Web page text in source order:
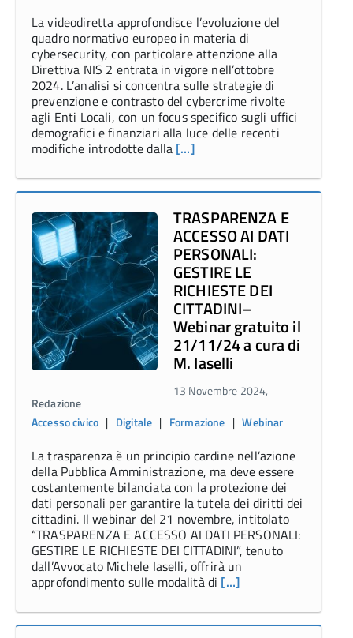
La videodiretta approfondisce l’evoluzione del
quadro normativo europeo in materia di
cybersecurity, con particolare attenzione alla
Direttiva NIS 2 entrata in vigore nell’ottobre
2024. L’analisi si concentra sulle strategie di
prevenzione e contrasto del cybercrime rivolte
agli Enti Locali, con un focus specifico sugli uffici
demografici e finanziari alla luce delle recenti
modifiche introdotte dalla […]
TRASPARENZA E
ACCESSO AI DATI
PERSONALI:
GESTIRE LE
RICHIESTE DEI
CITTADINI–
Webinar gratuito il
21/11/24 a cura di
M. Iaselli
13 Novembre 2024,
Redazione
Accesso civico| Digitale | Formazione |Webinar
La trasparenza è un principio cardine nell’azione
della Pubblica Amministrazione, ma deve essere
costantemente bilanciata con la protezione dei
dati personali per garantire la tutela dei diritti dei
cittadini. Il webinar del 21 novembre, intitolato
“TRASPARENZA E ACCESSO AI DATI PERSONALI:
GESTIRE LE RICHIESTE DEI CITTADINI”, tenuto
dall’Avvocato Michele Iaselli, offrirà un
approfondimento sulle modalità di […]